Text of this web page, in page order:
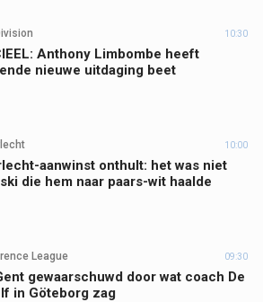
10:30
Anthony Limbombe heeft
nieuwe uitdaging beet
10:00
aanwinst onthult: het was niet
die hem naar paars-wit haalde
League 09:30
gewaarschuwd door wat coach De
in Göteborg zag